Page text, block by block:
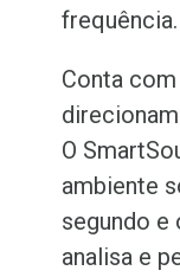
frequência.
Conta
O
ambiente
segundo e
analisa e